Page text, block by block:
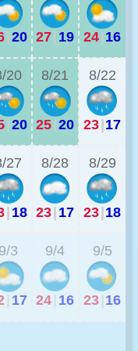
|20 27| 19 24|16
20
|20
8/21
25|20
8/22
23|17
27
| 18
8/28
23| 17
8/29
23|18
9/3
17
9/4
24 16
9/5
23 16